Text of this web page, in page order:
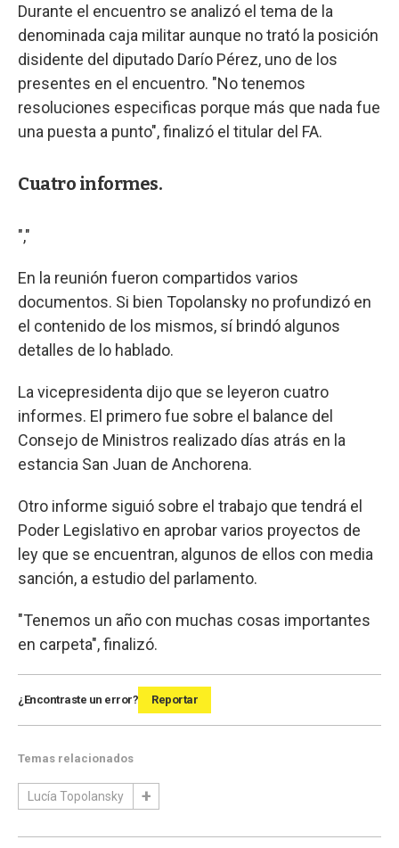
Durante el encuentro se analizó el tema de la
denominada caja militar aunque no trató la posición
disidente del diputado Darío Pérez, uno de los
presentes en el encuentro. "No tenemos
resoluciones especificas porque más que nada fue
una puesta a punto", finalizó el titular del FA.
Cuatro informes.
","
En la reunión fueron compartidos varios
documentos. Si bien Topolansky no profundizó en
el contenido de los mismos, sí brindó algunos
detalles de lo hablado.
La vicepresidenta dijo que se leyeron cuatro
informes. El primero fue sobre el balance del
Consejo de Ministros realizado días atrás en la
estancia San Juan de Anchorena.
Otro informe siguió sobre el trabajo que tendrá el
Poder Legislativo en aprobar varios proyectos de
ley que se encuentran, algunos de ellos con media
sanción, a estudio del parlamento.
"Tenemos un año con muchas cosas importantes
en carpeta", finalizó.
¿Encontraste un error? Reportar
Temas relacionados
Lucía Topolansky